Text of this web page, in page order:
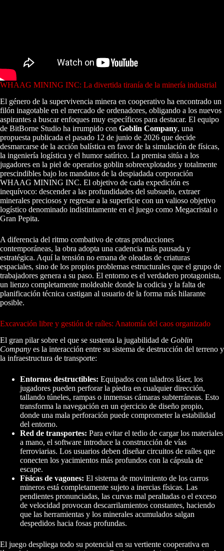
WHAAG MINING INC: La divertida tiranía de la minería industrial
El género de la supervivencia minera en cooperativo ha encontrado un
filón inagotable en el mercado de ordenadores, obligando a los nuevos
aspirantes a buscar enfoques muy específicos para destacar. El equipo
de BitBorne Studio ha irrumpido con Goblin Company, una
propuesta publicada el pasado 12 de junio de 2026 que decide
desmarcarse de la acción balística en favor de la simulación de físicas,
la ingeniería logística y el humor satírico. La premisa sitúa a los
jugadores en la piel de operarios goblin sobreexplotados y totalmente
prescindibles bajo los mandatos de la despiadada corporación
WHAAG MINING INC. El objetivo de cada expedición es
inequívoco: descender a las profundidades del subsuelo, extraer
minerales preciosos y regresar a la superficie con un valioso objetivo
logístico denominado indistintamente en el juego como Megacristal o
Gran Pepita.
A diferencia del ritmo combativo de otras producciones
contemporáneas, la obra adopta una cadencia más pausada y
estratégica. Aquí la tensión no emana de oleadas de criaturas
espaciales, sino de los propios problemas estructurales que el grupo de
trabajadores genera a su paso. El entorno es el verdadero protagonista,
un lienzo completamente moldeable donde la codicia y la falta de
planificación técnica castigan al usuario de la forma más hilarante
posible.
Excavación libre y gestión de raíles: Anatomía del caos organizado
El gran pilar sobre el que se sustenta la jugabilidad de Goblin
Company es la interacción entre su sistema de destrucción del terreno y
la infraestructura de transporte:
Entornos destructibles: Equipados con taladros láser, los
jugadores pueden perforar la piedra en cualquier dirección,
tallando túneles, rampas o inmensas cámaras subterráneas. Esto
transforma la navegación en un ejercicio de diseño propio,
donde una mala perforación puede comprometer la estabilidad
del entorno.
Red de transportes: Para evitar el tedio de cargar los materiales
a mano, el software introduce la construcción de vías
ferroviarias. Los usuarios deben diseñar circuitos de raíles que
conecten los yacimientos más profundos con la cápsula de
escape.
Físicas de vagones: El sistema de movimiento de los carros
mineros está completamente sujeto a inercias físicas. Las
pendientes pronunciadas, las curvas mal peraltadas o el exceso
de velocidad provocan descarrilamientos constantes, haciendo
que las herramientas y los minerales acumulados salgan
despedidos hacia fosas profundas.
El juego despliega todo su potencial en su vertiente cooperativa en